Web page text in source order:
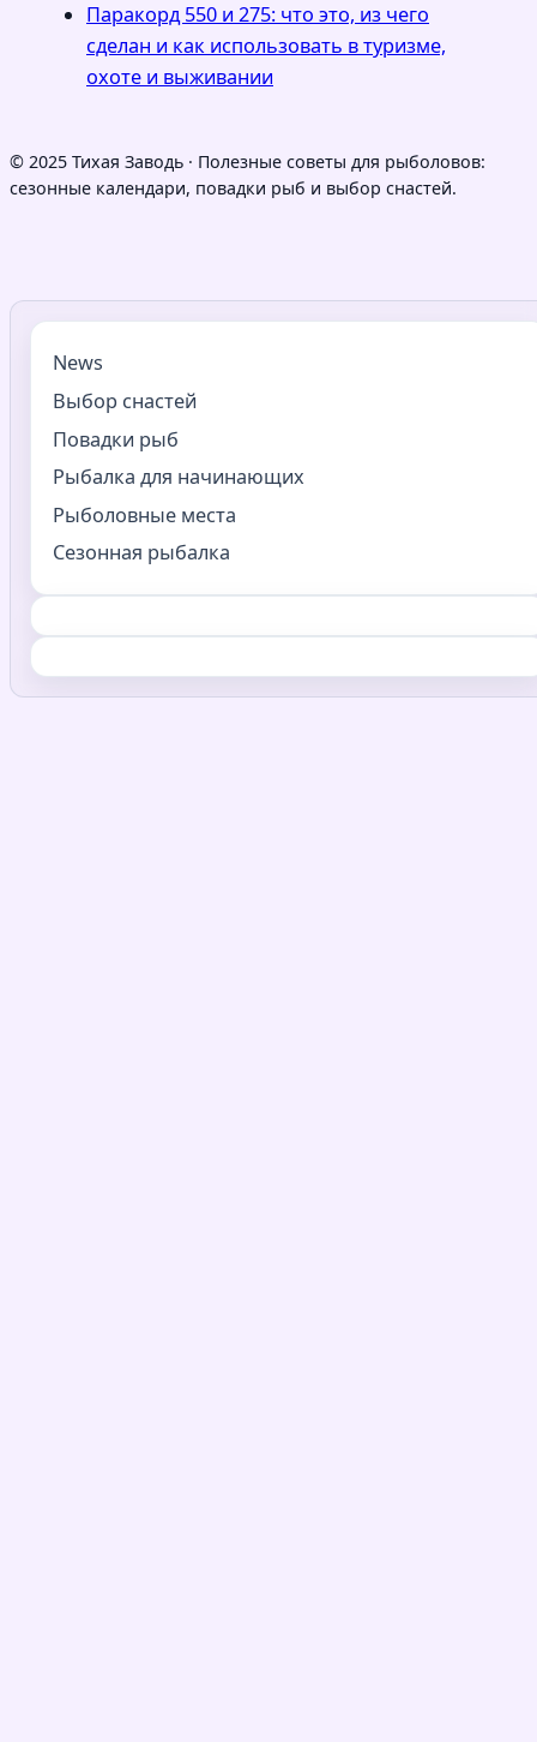
Паракорд 550 и 275: что это, из чего
сделан и как использовать в туризме,
охоте и выживании
© 2025 Тихая Заводь · Полезные советы для рыболовов:
сезонные календари, повадки рыб и выбор снастей.
News
Выбор снастей
Повадки рыб
Рыбалка для начинающих
Рыболовные места
Сезонная рыбалка